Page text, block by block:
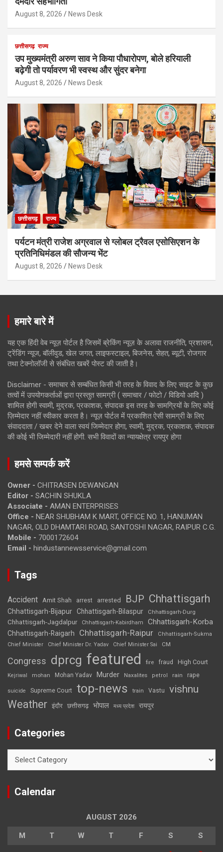
August 8, 2026 News Desk
छत्तीसगढ़ राज्य
उप मुख्यमंत्री अरुण साव ने किया पौधारोपण, बोले हरियाली
बढ़ेगी तो पर्यावरण भी स्वस्थ और सुंदर बनेगा
August 8, 2026 News Desk
छत्तीसगढ़ राज्य
पर्यटन मंत्री राजेश अग्रवाल से ग्लोबल ट्रैवल एसोसिएशन के
प्रतिनिधिमंडल की सौजन्य भेंट
August 8, 2026 News Desk
हमारे बारे में
यह एक हिंदी वेब न्यूज़ पोर्टल है जिसमें ब्रेकिंग न्यूज़ के अलावा राजनीति, प्रशासन,
ट्रेंडिंग न्यूज, बॉलीवुड, खेल जगत, लाइफस्टाइल, बिजनेस, सेहत, ब्यूटी, रोजगार
तथा टेक्नोलॉजी से संबंधित खबरें पोस्ट की जाती है।
Disclaimer - समाचार से सम्बंधित किसी भी तरह के विवाद के लिए साइट के कुछ
तत्वों में उपयोगकर्ताओं द्वारा प्रस्तुत सामग्री ( समाचार / फोटो / विडियो आदि )
शामिल होगी स्वामी, मुद्रक, प्रकाशक, संपादक इस तरह के सामग्रियों के लिए कोई
ज़िम्मेदार नहीं स्वीकार करता है। न्यूज़ पोर्टल में प्रकाशित ऐसी सामग्री के लिए
संवाददाता / खबर देने वाला स्वयं जिम्मेदार होगा, स्वामी, मुद्रक, प्रकाशक, संपादक
की कोई भी जिम्मेदारी नहीं होगी. सभी विवादों का न्यायक्षेत्र रायपुर होगा
हमसे सम्पर्क करें
Owner - CHITRASEN DEWANGAN
Editor - SACHIN SHUKLA
Associate - AMAN ENTERPRISES
Office - NEAR SHUBHAM K MART, OFFICE NO. 1, HANUMAN
NAGAR, OLD DHAMTARI ROAD, SANTOSHI NAGAR, RAIPUR C.G.
Mobile - 7000172604
Email - hindustannewsservice@gmail.com
Tags
Accident Amit Shah arrest arrested BJP Chhattisgarh
Chhattisgarh-Bijapur Chhattisgarh-Bilaspur Chhattisgarh-Durg
Chhattisgarh-Jagdalpur Chhattisgarh-Kabirdham Chhattisgarh-Korba
Chhattisgarh-Raigarh Chhattisgarh-Raipur
Chhattisgarh-Sukma
Chief Minister
Chief Minister Dr. Yadav Chief Minister Sai CM
Congress dprcg featured fire fraud High Court
Kejriwal mohan Mohan Yadav Murder Naxalites petrol rain rape
suicide Supreme Court top-news train Vastu vishnu
Weather इंदौर छत्तीसगढ़ भोपाल मध्य प्रदेश रायपुर
Categories
Calendar
AUGUST 2026
M T W T F S S